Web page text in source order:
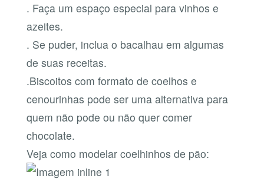
. Faça um espaço especial para vinhos e
azeites.
. Se puder, inclua o bacalhau em algumas
de suas receitas.
.Biscoitos com formato de coelhos e
cenourinhas pode ser uma alternativa para
quem não pode ou não quer comer
chocolate.
Veja como modelar coelhinhos de pão: